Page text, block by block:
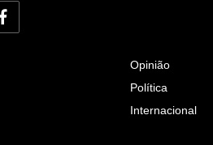
Facebook
Opinião
Política
Internacional